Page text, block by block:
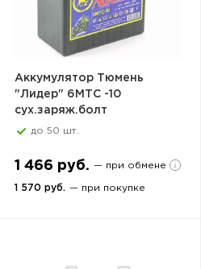
Аккумулятор Тюмень
"Лидер" 6МТС -10
сух.заряж.болт
до 50 шт.
1 466 руб. — при обмене
1 570 руб. — при покупке